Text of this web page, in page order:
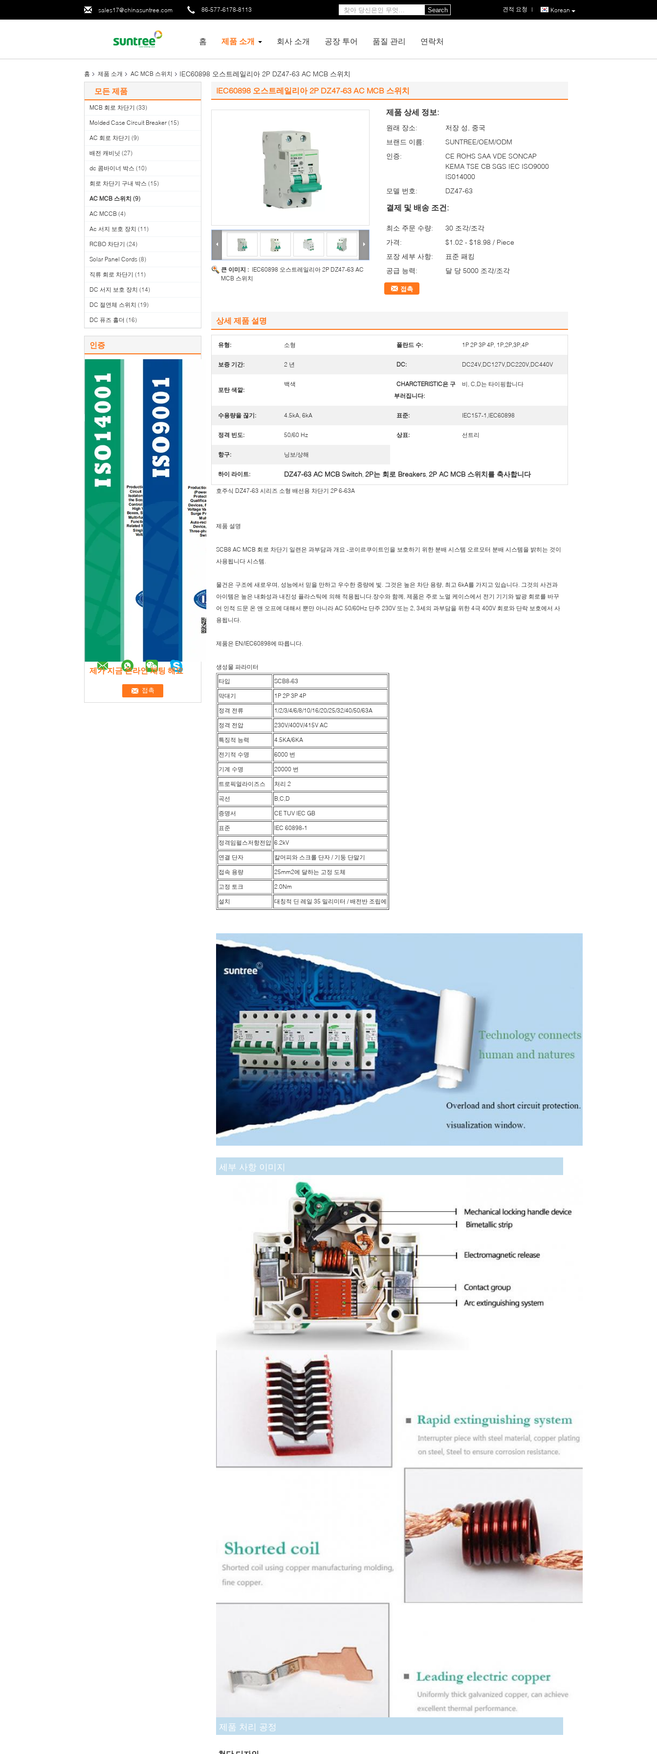
sales17@chinasuntree.com 86-577-6178-8113 Korean
견적 요청 |
Search
홈 제품 소개 회사 소개 공장 투어 품질 관리 연락처
홈 제품 소개 AC MCB 스위치 IEC60898 오스트레일리아 2P DZ47-63 AC MCB 스위치
모든 제품
MCB 회로 차단기 (33)
Molded Case Circuit Breaker (15)
AC 회로 차단기 (9)
배전 캐비닛 (27)
dc 콤바이너 박스 (10)
회로 차단기 구내 박스 (15)
AC MCB 스위치 (9)
AC MCCB (4)
Ac 서지 보호 장치 (11)
RCBO 차단기 (24)
Solar Panel Cords (8)
직류 회로 차단기 (11)
DC 서지 보호 장치 (14)
DC 절연체 스위치 (19)
DC 퓨즈 홀더 (16)
인증
제가 지금 온라인 채팅 해요
IEC60898 오스트레일리아 2P DZ47-63 AC MCB 스위치
큰 이미지 : IEC60898 오스트레일리아 2P DZ47-63 AC
MCB 스위치
제품 상세 정보:
원래 장소:
저장 성, 중국
브랜드 이름:
SUNTREE/OEM/ODM
인증:
CE ROHS SAA VDE SONCAP
KEMA TSE CB SGS IEC ISO9000
IS014000
모델 번호:
DZ47-63
결제 및 배송 조건:
최소 주문 수량:
30 조각/조각
가격:
$1.02 - $18.98 / Piece
포장 세부 사항:
표준 패킹
공급 능력:
달 당 5000 조각/조각
접촉
상세 제품 설명
유형: 소형 폴란드 수: 1P 2P 3P 4P, 1P,2P,3P,4P
보증 기간: 2 년 DC: DC24V,DC127V,DC220V,DC440V
포탄 색깔:
백색
CHARCTERISTIC은 구
부러집니다:
비, C,D는 타이핑합니다
수용량을 끊기: 4.5kA, 6kA 표준: IEC157-1,IEC60898
정격 빈도: 50/60 Hz 상표: 선트리
항구: 닝보/상해
하이 라이트: DZ47-63 AC MCB Switch, 2P는 회로 Breakers, 2P AC MCB 스위치를 축사합니다
호주식 DZ47-63 시리즈 소형 배선용 차단기 2P 6-63A
제품 설명
SCB8 AC MCB 회로 차단기 일련은 과부담과 개요 -코이르쿠이트인을 보호하기 위한 분배 시스템 오르모터 분배 시스템을 밝히는 것이
사용됩니다 시스템.
물건은 구조에 새로우며, 성능에서 믿을 만하고 우수한 중량에 빛. 그것은 높은 차단 용량, 최고 6kA를 가지고 있습니다. 그것의 사건과
아이템은 높은 내화성과 내진성 플라스틱에 의해 적용됩니다.장수와 함께, 제품은 주로 노멀 케이스에서 전기 기기와 발광 회로를 바꾸
어 인적 드문 온 앤 오프에 대해서 뿐만 아니라 AC 50/60Hz 단주 230V 또는 2, 3세의 과부담을 위한 4극 400V 회로와 단락 보호에서 사
용됩니다.
제품은 EN/IEC60898에 따릅니다.
생성물 파라미터
타입
SCB8-63
막대기
1P 2P 3P 4P
정격 전류
1/2/3/4/6/8/10/16/20/25/32/40/50/63A
정격 전압
230V/400V/415V AC
특징적 능력
4.5KA/6KA
전기적 수명
6000 번
기계 수명
20000 번
트로픽얼라이즈스
처리 2
곡선
B,C,D
증명서
CE TUV IEC GB
표준
IEC 60898-1
정격임펄스저항전압 6.2kV
연결 단자
칼머피와 스크롤 단자 / 기둥 단말기
접속 용량
25mm2에 달하는 고정 도체
고정 토크
2.0Nm
설치
대칭적 딘 레일 35 밀리미터 / 배전반 조립에
세부 사항 이미지
제품 처리 공정